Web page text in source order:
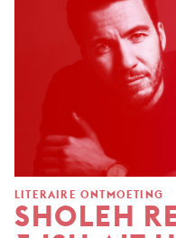
LITERAIRE ONTMOETING
SHOLEH